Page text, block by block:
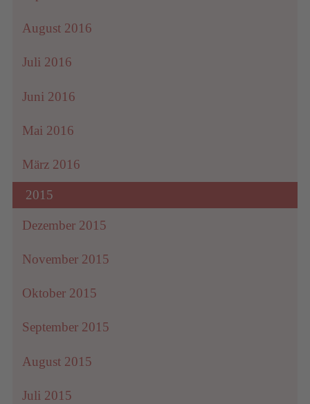
August 2016
Juli 2016
Juni 2016
Mai 2016
März 2016
2015
Dezember 2015
November 2015
Oktober 2015
September 2015
August 2015
Juli 2015